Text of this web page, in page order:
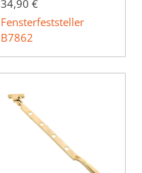
34,90 €
Fensterfeststeller
B7862